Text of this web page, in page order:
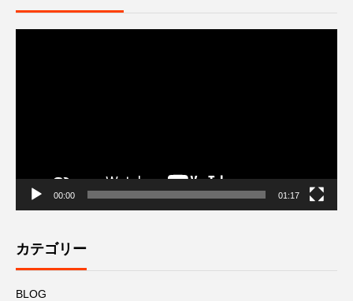
00:00 01:17
カテゴリー
BLOG